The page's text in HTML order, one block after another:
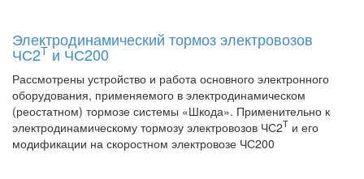
Электродинамический тормоз электровозов
ЧС2Т и ЧС200
Рассмотрены устройство и работа основного электронного
оборудования, применяемого в электродинамическом
(реостатном) тормозе системы «Шкода». Применительно к
электродинамическому тормозу электровозов ЧС2Т и его
модификации на скоростном электровозе ЧС200